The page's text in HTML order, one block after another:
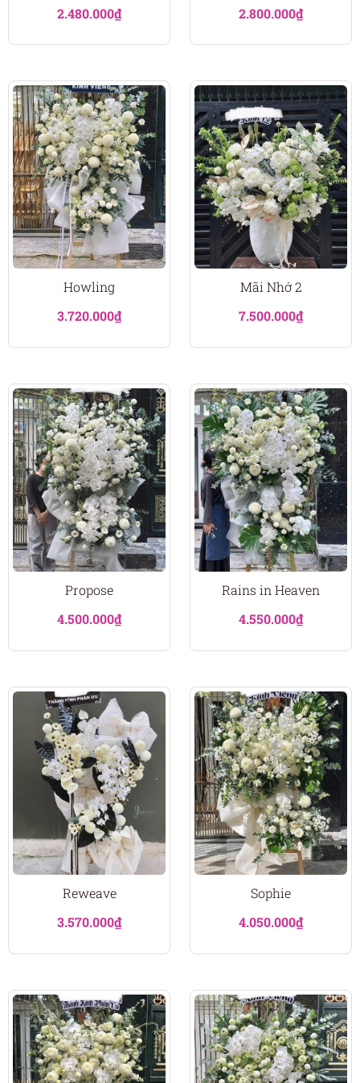
2.480.000₫
2.800.000₫
Howling
3.720.000₫
Mãi Nhớ 2
7.500.000₫
Propose
4.500.000₫
Rains in Heaven
4.550.000₫
Reweave
3.570.000₫
Sophie
4.050.000₫